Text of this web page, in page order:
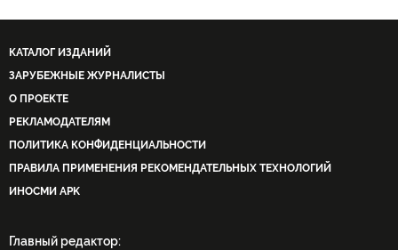
КАТАЛОГ ИЗДАНИЙ
ЗАРУБЕЖНЫЕ ЖУРНАЛИСТЫ
О ПРОЕКТЕ
РЕКЛАМОДАТЕЛЯМ
ПОЛИТИКА КОНФИДЕНЦИАЛЬНОСТИ
ПРАВИЛА ПРИМЕНЕНИЯ РЕКОМЕНДАТЕЛЬНЫХ ТЕХНОЛОГИЙ
ИНОСМИ APK
Главный редактор: